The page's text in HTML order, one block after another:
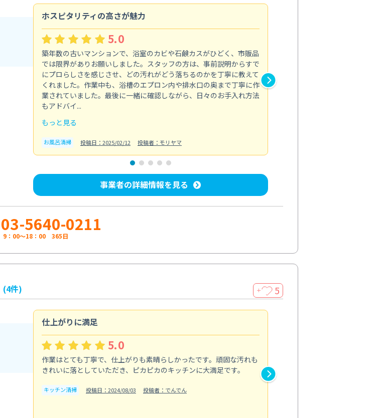
ホスピタリティの高さが魅力
5.0
築年数の古いマンションで、浴室のカビや石鹸カスがひどく、市販品
では限界がありお願いしました。スタッフの方は、事前説明からすで
にプロらしさを感じさせ、どの汚れがどう落ちるのかを丁寧に教えて
くれました。作業中も、浴槽のエプロン内や排水口の奥まで丁寧に作
業されていました。最後に一緒に確認しながら、日々のお手入れ方法
もアドバイ...
もっと見る
お風呂清掃 投稿日：2025/02/12 投稿者：モリヤマ
事業者の詳細情報を見る
03-5640-0211
9：00～18：00 365日
(4件) ＋ 5
仕上がりに満足
5.0
作業はとても丁寧で、仕上がりも素晴らしかったです。頑固な汚れも
きれいに落としていただき、ピカピカのキッチンに大満足です。
キッチン清掃 投稿日：2024/08/03 投稿者：でんでん